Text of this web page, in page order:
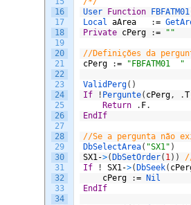
16
17
18
19
20
21
22
23
24
25
26
27
28
29
30
31
32
33
34
User Function FBFATM01
Local aArea :=
Private cPerg := ""
//Definições da
cPerg
:= "FBFATM01  "
ValidPerg( )
If
! Pergunte( cPerg , .T
Return
. F.
EndIf
//Se a pergunta não
DbSelectArea( "SX1" )
SX1 ->(DbSetOrder( 1 ) )
If
! SX1 ->(DbSeek(
cPerg
:= Nil
EndIf